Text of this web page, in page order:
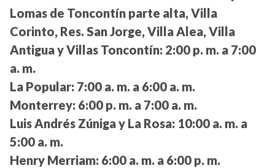
Lomas de Toncontín parte alta, Villa
Corinto, Res. San Jorge, Villa Alea, Villa
Antigua y Villas Toncontín: 2:00 p. m. a 7:00
a. m.
La Popular: 7:00 a. m. a 6:00 a. m.
Monterrey: 6:00 p. m. a 7:00 a. m.
Luis Andrés Zúniga y La Rosa: 10:00 a. m. a
5:00 a. m.
Henry Merriam: 6:00 a. m. a 6:00 p. m.